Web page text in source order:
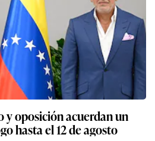
y oposición acuerdan un
hasta el 12 de agosto